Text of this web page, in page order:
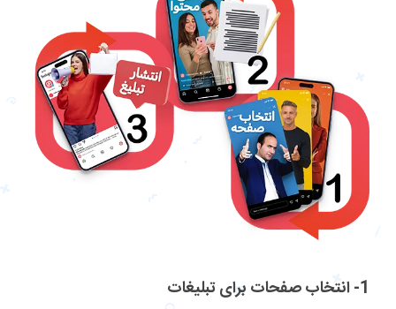
1- انتخاب صفحات برای تبلیغات